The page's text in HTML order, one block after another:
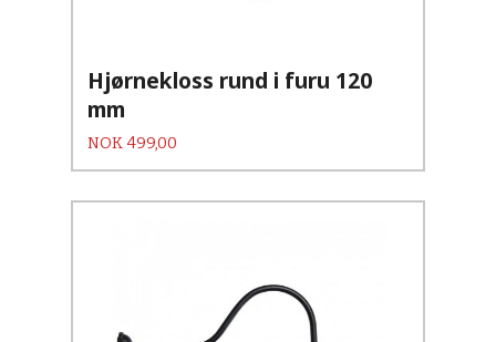
Hjørnekloss rund i furu 120
mm
Pris
NOK 499,00